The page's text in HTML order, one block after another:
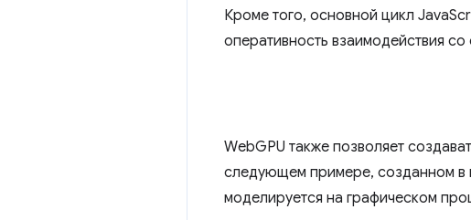
Кроме того, основной цикл
оперативность взаимодействия со
WebGPU также позволяет
следующем примере, созданном в
моделируется на графическом